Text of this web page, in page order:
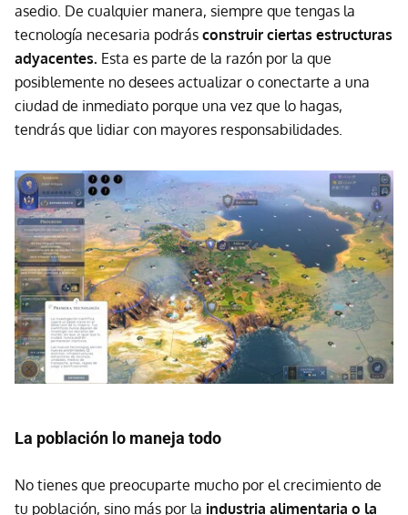
asedio. De cualquier manera, siempre que tengas la
tecnología necesaria podrás construir ciertas estructuras
adyacentes. Esta es parte de la razón por la que
posiblemente no desees actualizar o conectarte a una
ciudad de inmediato porque una vez que lo hagas,
tendrás que lidiar con mayores responsabilidades.
La población lo maneja todo
No tienes que preocuparte mucho por el crecimiento de
tu población, sino más por la industria alimentaria o la